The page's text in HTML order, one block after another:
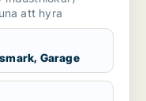
att hyra
Garage